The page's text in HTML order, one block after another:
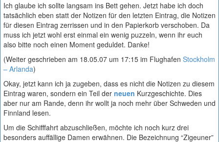
Ich glaube ich sollte langsam ins Bett gehen. Jetzt habe ich doch
tatsächlich eben statt der Notizen für den letzten Eintrag, die Notizen
für diesen Eintrag zerrissen und in den Papierkorb verschoben. Da
muss ich jetzt wohl erst einmal ein wenig puzzeln, wenn ihr euch
also bitte noch einen Moment geduldet. Danke!
(Weiter geschrieben am 18.05.07 um 17:15 im Flughafen Stockholm
– Arlanda)
Okay, jetzt kann ich ja zugeben, dass es nicht die Notizen zu diesem
Eintrag waren, sondern ein Teil der neuen Kurzgeschichte. Dies
aber nur am Rande, denn ihr wollt ja noch mehr über Schweden und
Finnland lesen.
Um die Schifffahrt abzuschließen, möchte ich noch kurz drei
besonders auffällige Damen erwähnen. Die Bezeichnung “Zigeuner”